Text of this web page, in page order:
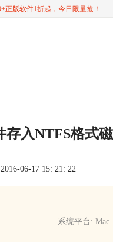
正版软件1折起，今日限量抢！
存入NTFS格式
06-17 15: 21: 22
系统平台: Mac